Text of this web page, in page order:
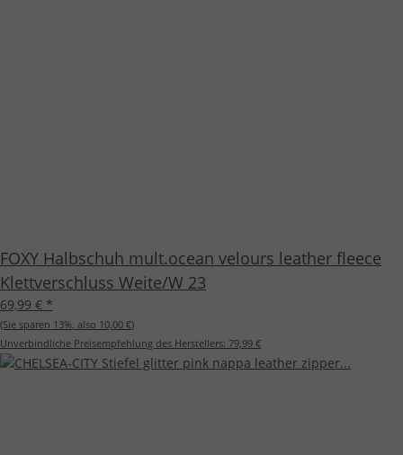
FOXY Halbschuh mult.ocean velours leather fleece
Klettverschluss Weite/W 23
69,99 € *
(Sie sparen 13%, also 10,00 €)
Unverbindliche Preisempfehlung des Herstellers: 79,99 €